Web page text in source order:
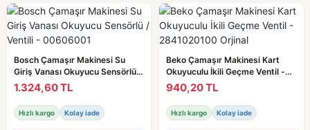
Bosch Çamaşır Makinesi Su
Giriş Vanası Okuyucu Sensörlü /
Ventili - 00606001
1.324,60 TL
Hızlı kargo Kolay iade
Beko Çamaşır Makinesi Kart
Okuyuculu İkili Geçme Ventil -
2841020100 Orjinal
940,20 TL
Hızlı kargo Kolay iade